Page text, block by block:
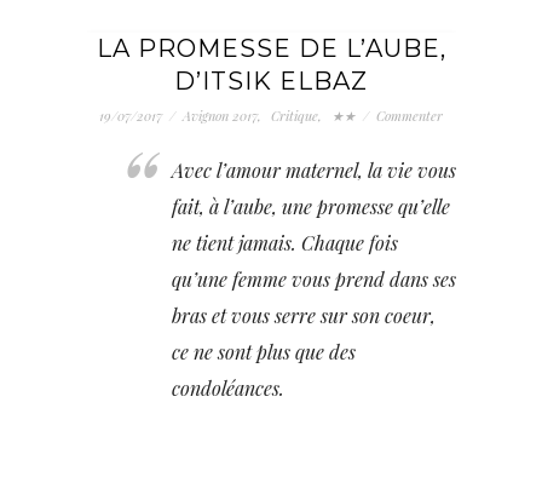
LA PROMESSE DE L’AUBE,
D’ITSIK ELBAZ
19/07/2017 / Avignon 2017, Critique, ★★ / Commenter
Avec l’amour maternel, la vie vous
fait, à l’aube, une promesse qu’elle
ne tient jamais. Chaque fois
qu’une femme vous prend dans ses
bras et vous serre sur son coeur,
ce ne sont plus que des
condoléances.